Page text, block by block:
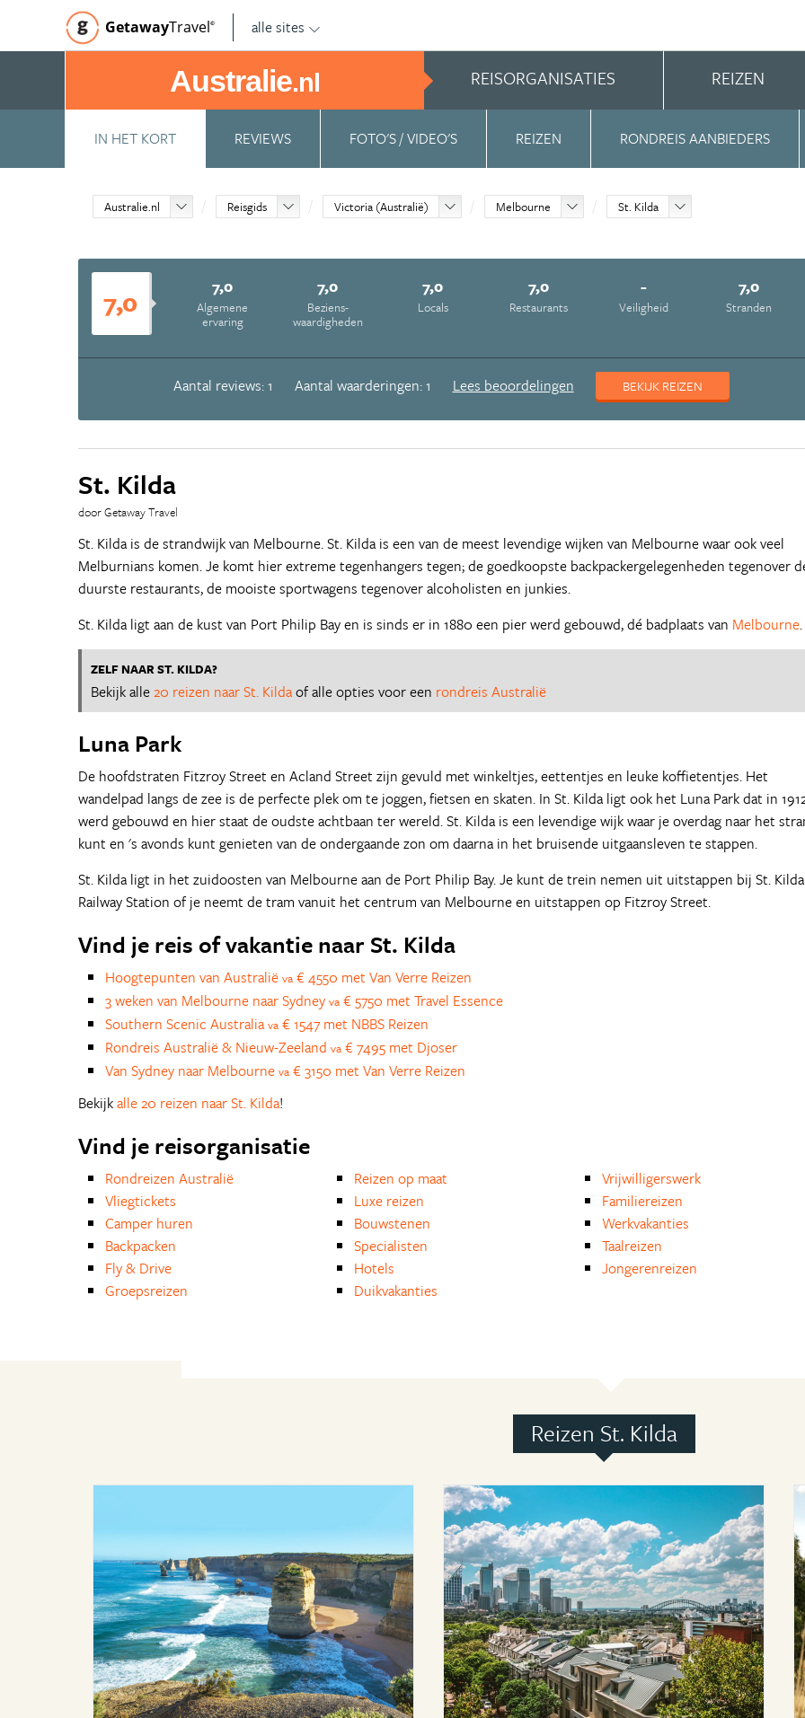
GetawayTravel© alle sites
Australie.nl REISORGANISATIES REIZEN
IN HET KORT REVIEWS FOTO'S / VIDEO'S REIZEN RONDREIS AANBIEDERS
Australie.nl Reisgids Victoria (Australië) Melbourne St. Kilda
7,0 7,0
Algemene
ervaring
7,0
Beziens­
waardigheden
7,0
Locals
7,0
Restaurants
-
Veiligheid
7,0
Stranden
Aantal reviews: 1 Aantal waarderingen: 1 Lees beoordelingen BEKIJK REIZEN
St. Kilda
door Getaway Travel
St. Kilda is de strandwijk van Melbourne. St. Kilda is een van de meest levendige wijken van Melbourne waar ook veel
Melburnians komen. Je komt hier extreme tegenhangers tegen; de goedkoopste backpackergelegenheden tegenover
duurste restaurants, de mooiste sportwagens tegenover alcoholisten en junkies.
St. Kilda ligt aan de kust van Port Philip Bay en is sinds er in 1880 een pier werd gebouwd, dé badplaats van Melbourne.
ZELF NAAR ST. KILDA?
Bekijk alle20 reizen naar St. Kildaof alle opties voor een rondreis Australië
Luna Park
De hoofdstraten Fitzroy Street en Acland Street zijn gevuld met winkeltjes, eettentjes en leuke koffietentjes. Het
wandelpad langs de zee is de perfecte plek om te joggen, fietsen en skaten. In St. Kilda ligt ook het Luna Park dat in
werd gebouwd en hier staat de oudste achtbaan ter wereld. St. Kilda is een levendige wijk waar je overdag naar het
kunt en 's avonds kunt genieten van de ondergaande zon om daarna in het bruisende uitgaansleven te stappen.
St. Kilda ligt in het zuidoosten van Melbourne aan de Port Philip Bay. Je kunt de trein nemen uit uitstappen bij St. Kilda
Railway Station of je neemt de tram vanuit het centrum van Melbourne en uitstappen op Fitzroy Street.
Vind je reis of vakantie naar St. Kilda
Hoogtepunten van Australië va € 4550 met Van Verre Reizen
3 weken van Melbourne naar Sydney va € 5750 met Travel Essence
Southern Scenic Australia va € 1547 met NBBS Reizen
Rondreis Australië & Nieuw-Zeeland va € 7495 met Djoser
Van Sydney naar Melbourne va € 3150 met Van Verre Reizen
Bekijkalle 20 reizen naar St. Kilda!
Vind je reisorganisatie
Rondreizen Australië
Vliegtickets
Camper huren
Backpacken
Fly & Drive
Groepsreizen
Reizen op maat
Luxe reizen
Bouwstenen
Specialisten
Hotels
Duikvakanties
Vrijwilligerswerk
Familiereizen
Werkvakanties
Taalreizen
Jongerenreizen
Reizen St. Kilda